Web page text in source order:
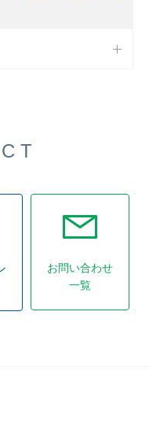
お問い合わせ
一覧